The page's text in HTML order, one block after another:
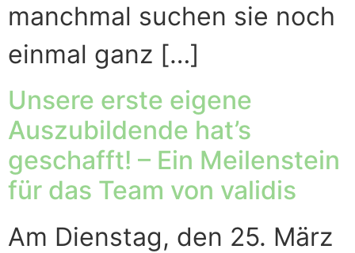
manchmal suchen sie noch
einmal ganz […]
Unsere erste eigene
Auszubildende hat’s
geschafft! – Ein Meilenstein
für das Team von validis
Am Dienstag, den 25. März